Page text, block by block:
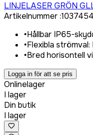
LINJELASER GRÖN
Artikelnummer:1037454
•Hållbar IP65-
•Flexibla strömval:
•Bred horisontell
Logga in för att se pris
Onlinelager
I lager
Din butik
I lager